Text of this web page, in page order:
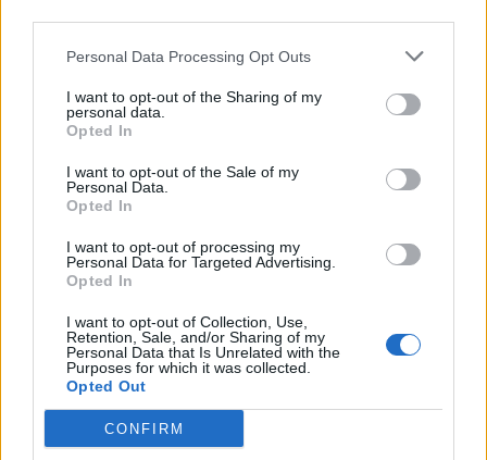
Personal Data Processing Opt Outs
I want to opt-out of the Sharing of my
personal data.
Opted In
I want to opt-out of the Sale of my
Personal Data.
Opted In
I want to opt-out of processing my
Personal Data for Targeted Advertising.
Opted In
I want to opt-out of Collection, Use,
Retention, Sale, and/or Sharing of my
Personal Data that Is Unrelated with the
Purposes for which it was collected.
Opted Out
CONFIRM
Kela voi leikata tukia
ulkomaanmatkan vuoksi
4
UUTISET